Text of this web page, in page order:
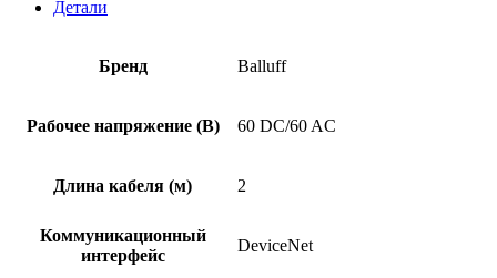
Детали
Бренд Balluff
Рабочее напряжение (В) 60 DC/60 AC
Длина кабеля (м) 2
Коммуникационный
интерфейс
DeviceNet